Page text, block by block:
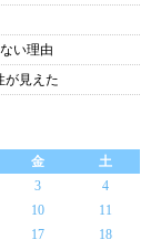
い理由
が見えた
金
土
3
4
10
11
17
18